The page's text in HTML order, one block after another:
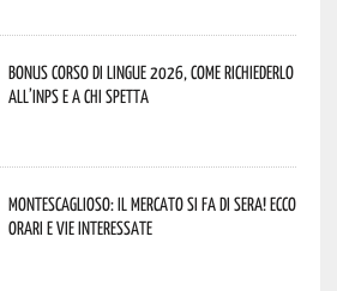
Bonus corso di lingue 2026, come richiederlo
all’INPS e a chi spetta
Montescaglioso: il mercato si fa di sera! Ecco
orari e vie interessate